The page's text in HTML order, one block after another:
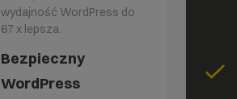
wydajność WordPress do
67 x lepsza.
Bezpieczny
WordPress